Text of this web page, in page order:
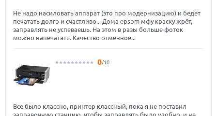
Не надо насиловать аппарат (это про модернизацию) и бедет
печатать долго и счастливо... Дома epsom мфу краску жрёт,
заправлять не успеваешь. На этом в разы больше фоток
можно напечатать. Качество отменное...
0/10
Все было классно, принтер классный, пока я не поставил
заправочную станцию, чтобы заправлять было удобно, и не